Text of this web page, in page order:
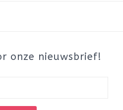
onze nieuwsbrief!